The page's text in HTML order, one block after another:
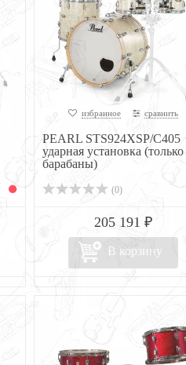
избранное сравнить
PEARL STS924XSP/C405
ударная установка (только
барабаны)
(0)
205 191 ₽
В корзину